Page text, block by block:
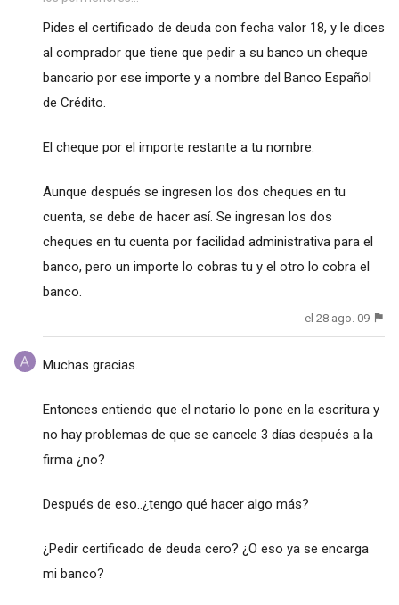
Pides el certificado de deuda con fecha valor 18, y le dices
al comprador que tiene que pedir a su banco un cheque
bancario por ese importe y a nombre del Banco Español
de Crédito.
El cheque por el importe restante a tu nombre.
Aunque después se ingresen los dos cheques en tu
cuenta, se debe de hacer así. Se ingresan los dos
cheques en tu cuenta por facilidad administrativa para el
banco, pero un importe lo cobras tu y el otro lo cobra el
banco.
el 28 ago. 09
Muchas gracias.
Entonces entiendo que el notario lo pone en la escritura y
no hay problemas de que se cancele 3 días después a la
firma ¿no?
Después de eso..¿tengo qué hacer algo más?
¿Pedir certificado de deuda cero? ¿O eso ya se encarga
mi banco?